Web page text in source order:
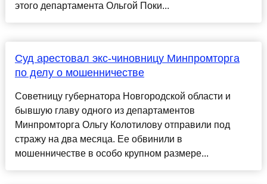
этого департамента Ольгой Поки...
Суд арестовал экс-чиновницу Минпромторга
по делу о мошенничестве
Советницу губернатора Новгородской области и
бывшую главу одного из департаментов
Минпромторга Ольгу Колотилову отправили под
стражу на два месяца. Ее обвинили в
мошенничестве в особо крупном размере...